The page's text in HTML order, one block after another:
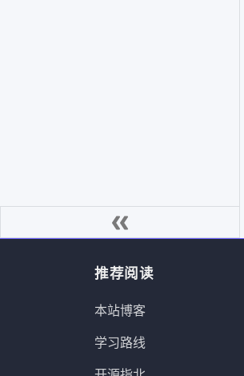
推荐阅读
本站博客
学习路线